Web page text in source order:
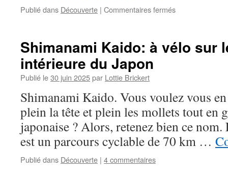
Publié dans Découverte | Commentaires fermés
livres
précieux…
Shimanami Kaido: à vélo sur
intérieure du Japon
Publié le30 juin 2025par Lottie Brickert
Shimanami Kaido. Vous voulez vous
plein la tête et plein les mollets tout en
japonaise ? Alors, retenez bien ce
est un parcours cyclable de 70 km …
Publié dans Découverte | 4 commentaires